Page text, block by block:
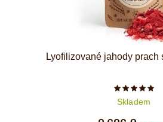
Lyofilizované jahody prach
Počet
Skladem